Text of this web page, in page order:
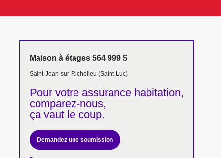
Maison à étages 564 999 $
Saint-Jean-sur-Richelieu (Saint-Luc)
Pour votreassurance habitation,
comparez-nous,
ça vaut le coup.
Demandez une soumission